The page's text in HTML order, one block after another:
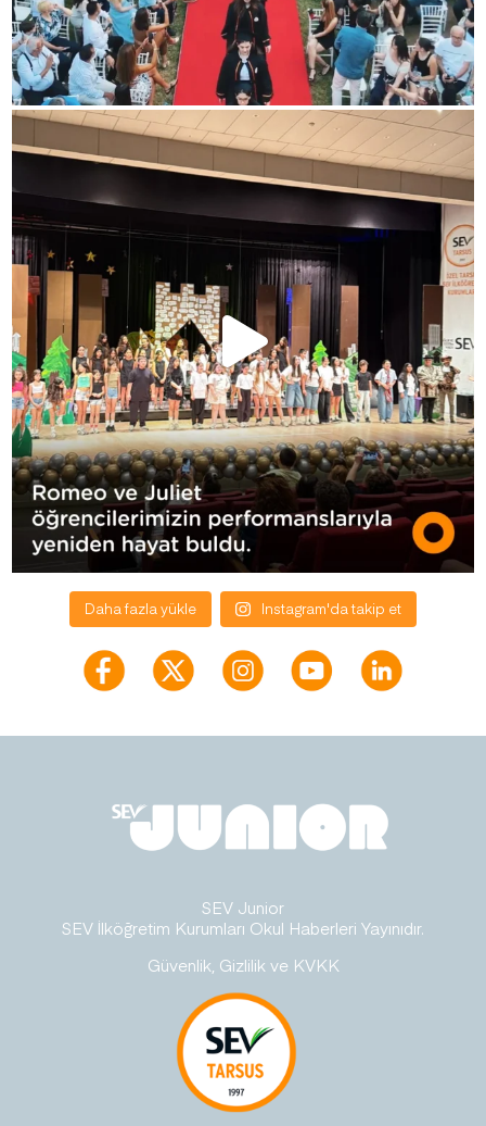
Daha fazla yükle Instagram'da takip et
SEV Junior
SEV İlköğretim Kurumları Okul Haberleri Yayınıdır.
Güvenlik, Gizlilik ve KVKK